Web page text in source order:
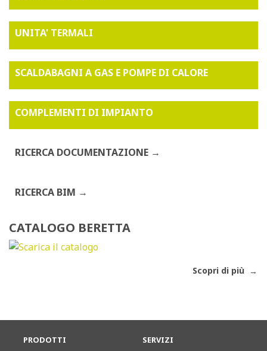
UNITA' TERMALI
SCALDABAGNI A GAS E POMPE DI CALORE
COMPLEMENTI DI IMPIANTO
RICERCA DOCUMENTAZIONE
RICERCA BIM
CATALOGO BERETTA
Scopri di più
PRODOTTI SERVIZI